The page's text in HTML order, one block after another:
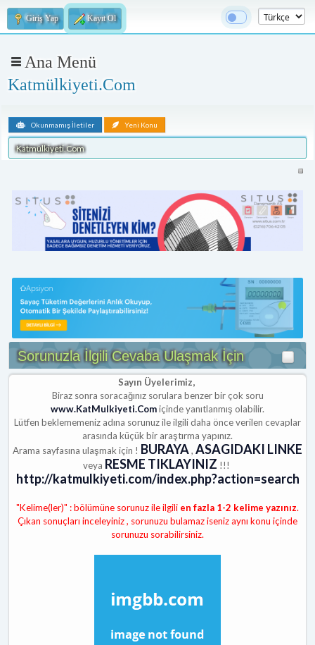
Giriş Yap Kayıt Ol
Ana Menü
Katmülkiyeti.Com
Okunmamış İletiler Yeni Konu
Katmülkiyeti.Com
Sorunuzla İlgili Cevaba Ulaşmak İçin
Sayın Üyelerimiz,
Biraz sonra soracağınız sorulara benzer bir çok soru
www.KatMulkiyeti.Comiçinde yanıtlanmış olabilir.
Lütfen beklememeniz adına sorunuz ile ilgili daha önce verilen cevaplar
arasında küçük bir araştırma yapınız.
Arama sayfasına ulaşmak için ! BURAYA, ASAGIDAKI LINKE
veya RESME TIKLAYINIZ !!!
http://katmulkiyeti.com/index.php?action=search
"Kelime(ler)" : bölümüne sorunuz ile ilgili en fazla 1-2 kelime yazınız.
Çıkan sonuçları inceleyiniz , sorunuzu bulamaz iseniz aynı konu içinde
sorunuzu sorabilirsiniz.